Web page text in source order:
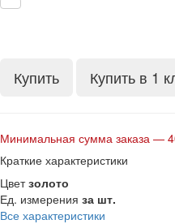
Купить Купить в 1
Минимальная сумма заказа —
Краткие характеристики
Цвет золото
Ед. измерения за шт.
Все характеристики